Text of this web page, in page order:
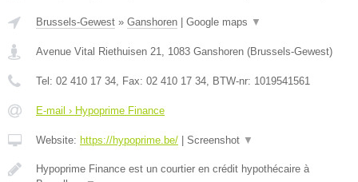
Brussels-Gewest » Ganshoren Google maps ▼
Avenue Vital Riethuisen 21 1083 Ganshoren (Brussels-Gewest)
Tel: 02 410 17 34 , Fax: 02 410 17 34 , BTW-nr: 1019541561
E-mail › Hypoprime Finance
Website: https://hypoprime.be/ Screenshot ▼
Hypoprime Finance est un courtier en crédit hypothécaire à